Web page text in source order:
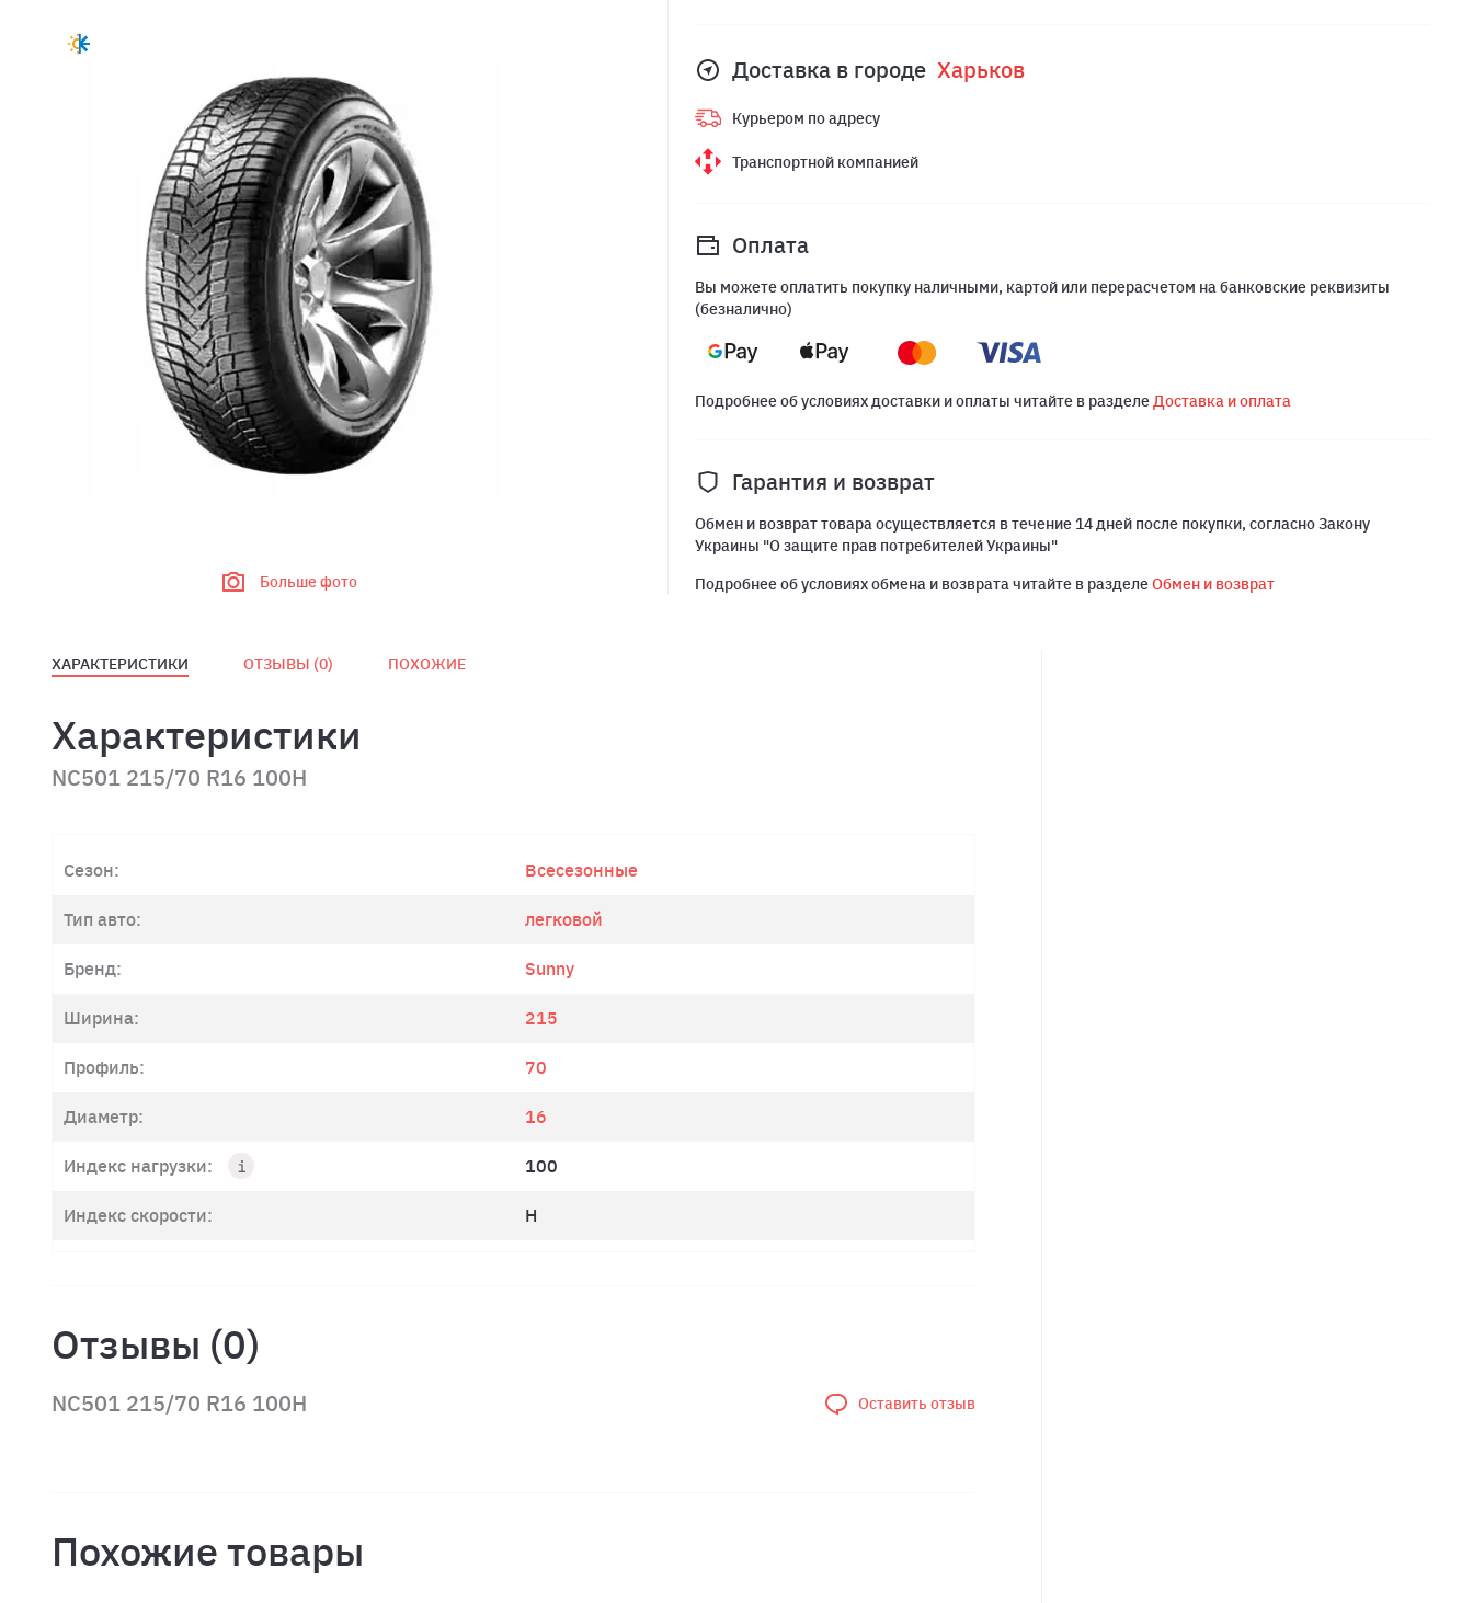
Больше фото
Доставка в городе Харьков
Курьером по адресу
Транспортной компанией
Оплата
Вы можете оплатить покупку наличными, картой или перерасчетом на банковские реквизиты
(безналично)
Подробнее об условиях доставки и оплаты читайте в разделеДоставка и оплата
Гарантия и возврат
Обмен и возврат товара осуществляется в течение 14 дней после покупки, согласно Закону
Украины "О защите прав потребителей Украины"
Подробнее об условиях обмена и возврата читайте в разделеОбмен и возврат
ХАРАКТЕРИСТИКИ ОТЗЫВЫ (0) ПОХОЖИЕ
Характеристики
NC501 215/70 R16 100H
Сезон: Всесезонные
Тип авто: легковой
Бренд: Sunny
Ширина: 215
Профиль: 70
Диаметр: 16
Индекс нагрузки: 100
Индекс скорости: H
Отзывы (0)
NC501 215/70 R16 100H Оставить отзыв
Похожие товары